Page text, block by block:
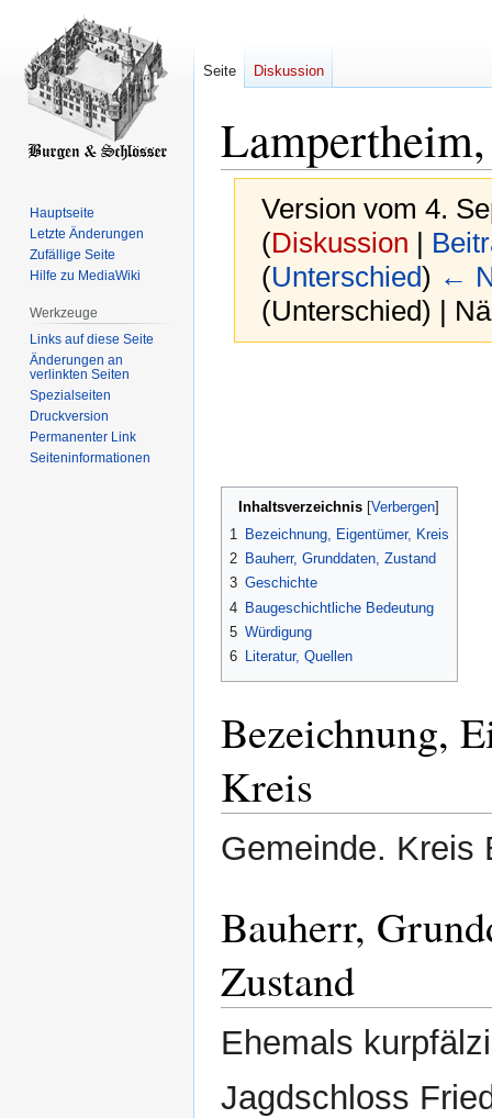
Version vom 4.
(Diskussion |
(Unterschied) ←
(Unterschied) |
Inhaltsverzeichnis
1
Bezeichnung, Eigentümer, Kreis
2 Bauherr, Grunddaten, Zustand
3 Geschichte
4 Baugeschichtliche Bedeutung
5 Würdigung
6 Literatur, Quellen
Bezeichnung,
Kreis
Gemeinde. Kreis
Bauherr,
Zustand
Ehemals
Jagdschloss
Seite Diskussion
Hauptseite
Letzte Änderungen
Zufällige Seite
Hilfe zu MediaWiki
Werkzeuge
Links auf diese Seite
Änderungen an
verlinkten Seiten
Spezialseiten
Druckversion
Permanenter Link
Seiten­­informationen